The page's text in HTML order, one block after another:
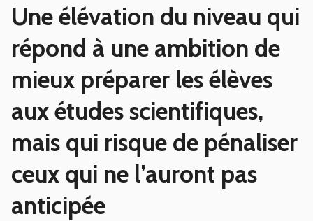
Une élévation du niveau qui
répond à une ambition de
mieux préparer les élèves
aux études scientifiques,
mais qui risque de pénaliser
ceux qui ne l’auront pas
anticipée